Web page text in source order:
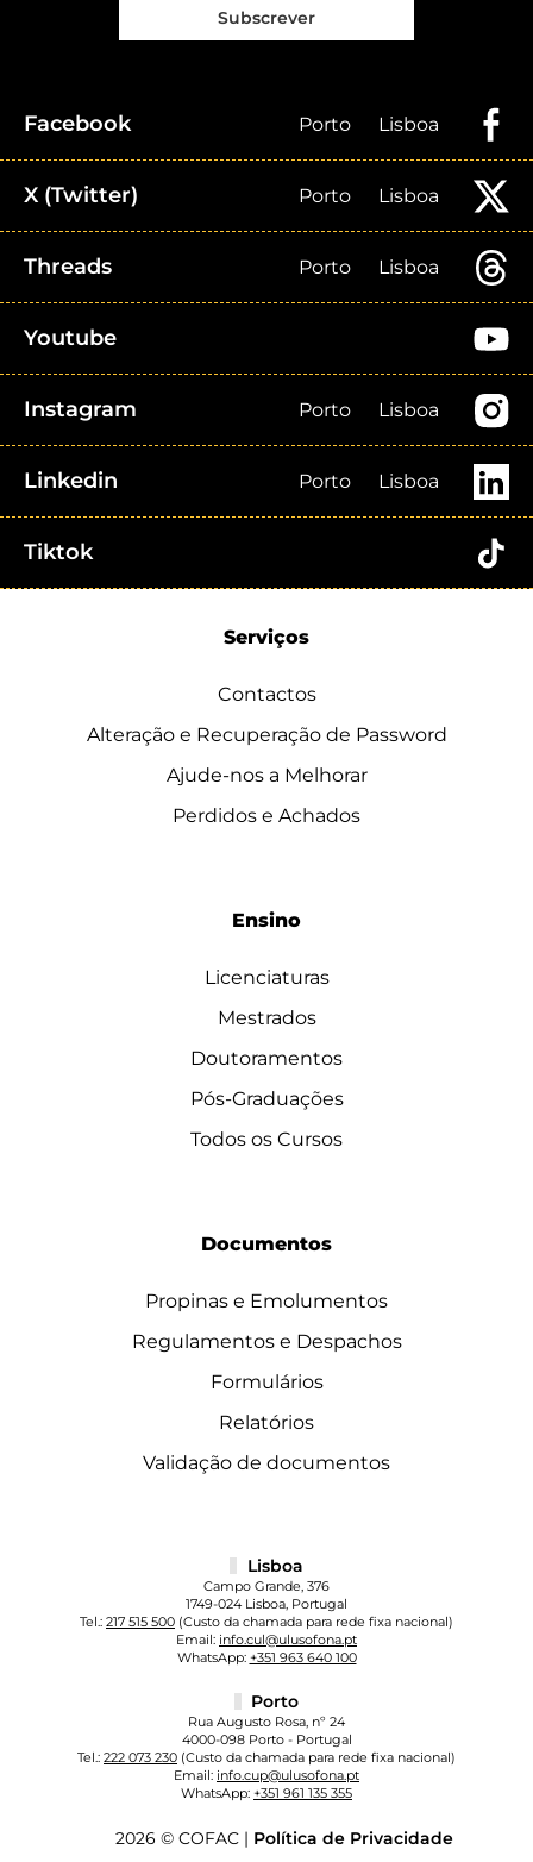
Subscrever
Facebook Porto Lisboa
X (Twitter) Porto Lisboa
Threads Porto Lisboa
Youtube
Instagram Porto Lisboa
Linkedin Porto Lisboa
Tiktok
Serviços
Contactos
Alteração e Recuperação de Password
Ajude-nos a Melhorar
Perdidos e Achados
Ensino
Licenciaturas
Mestrados
Doutoramentos
Pós-Graduações
Todos os Cursos
Documentos
Propinas e Emolumentos
Regulamentos e Despachos
Formulários
Relatórios
Validação de documentos
Lisboa
Campo Grande, 376
1749-024 Lisboa, Portugal
Tel.: 217 515 500 (Custo da chamada para rede fixa nacional)
Email: info.cul@ulusofona.pt
WhatsApp: +351 963 640 100
Porto
Rua Augusto Rosa, nº 24
4000-098 Porto - Portugal
Tel.: 222 073 230 (Custo da chamada para rede fixa nacional)
Email: info.cup@ulusofona.pt
WhatsApp: +351 961 135 355
2026 © COFAC | Política de Privacidade